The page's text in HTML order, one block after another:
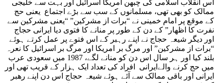
اس انقلاب اسلامی کی چبھن امریکا اسرائیل اور بہت سے خلیجی
ممالک کو بھی تھی، مسلمانوں کے سب سے بڑے اجتماع یعنی حج
کے موقع پر امام خمینی نے “برات از مشرکین” “یعنی مشرکین سے
نفرت کا اظھار” کے دن کے طور پر منانے کا فتوی دیا ایرانی حجاج
اور دیگر شیعہ حجاج نے اپنے رہبر کے اس فتوے پر عمل کرتے ہوئے
“برات از مشرکین” اور مرگ بر امریکا اور مرگ بر اسرائیل کا نعرہ
بلند کیا اور ہر سال اس دن کو منانے لگے، 1987 میں سعودی عرب
میں حج کرنے والےایرانی افراد کی تعداد ایک ہزار کے قریب تھی اور
ایرانی اور باقی ممالک سے آئے ہوئے شیعہ حجاج اس دن اپنے رھبر